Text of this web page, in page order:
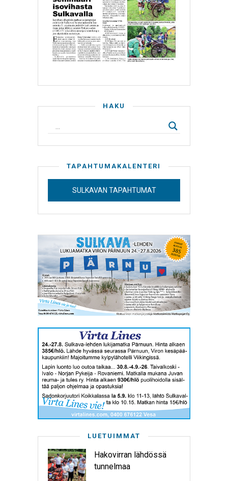
HAKU
TAPAHTUMAKALENTERI
SULKAVAN TAPAHTUMAT
LUETUIMMAT
Hakovirran lähdössä
tunnelmaa